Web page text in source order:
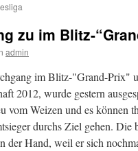
zu im Blitz-
admin
gang im Blitz-"Grand-Prix"
2012, wurde gestern
vom Weizen und es können
durchs Ziel gehen. Die
der Hand, weil er sich